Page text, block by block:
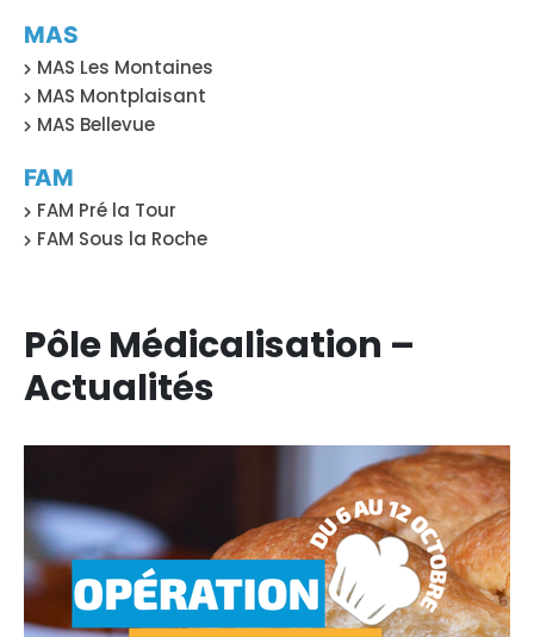
MAS
MAS Les Montaines
MAS Montplaisant
MAS Bellevue
FAM
FAM Pré la Tour
FAM Sous la Roche
Pôle Médicalisation –
Actualités